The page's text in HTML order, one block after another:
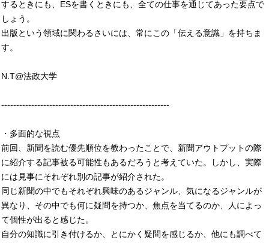
するときにも、ESを書くときにも、全ての仕事を通じてあった要点で
しょう。
出版という領域に関わるさいには、常にこの「伝える意識」を持ちま
す。
N.T@法政大学
--------------------------------------------------------
・多面的な視点
前回、新聞を読む優先順位を教わったことで、新聞アウトプットの際
に紹介する記事被る可能性もあるだろうと考えていた。しかし、実際
には見事にそれぞれ別の記事が紹介された。
同じ新聞の中でもそれぞれ興味のあるジャンル、気になるジャンルが
異なり、その中でも何に疑問を持つか、焦点を当てるのか、人によっ
て個性が出ると感じた。
自分の知識に引き付けるか、とにかく疑問を感じるか、他にも調べて